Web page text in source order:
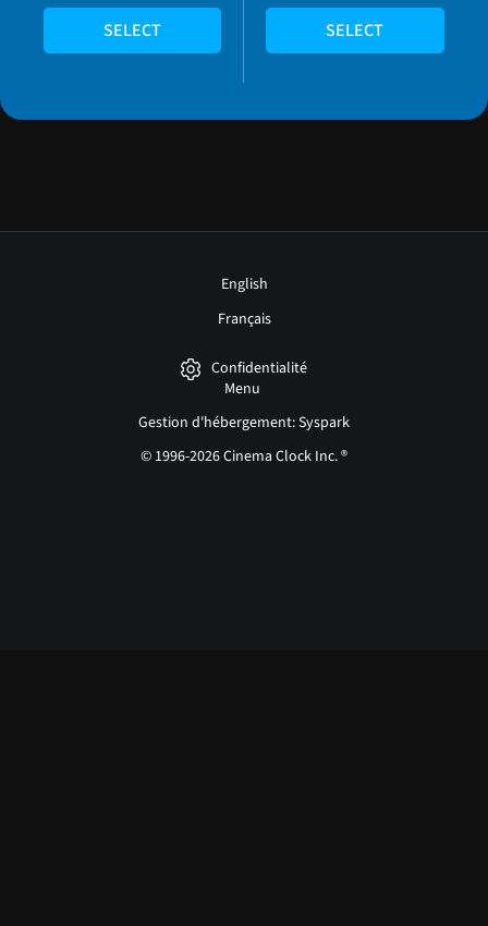
SELECT SELECT
English
Français
Confidentialité
Menu
Gestion d'hébergement: Syspark
© 1996-2026 Cinema Clock Inc. ®